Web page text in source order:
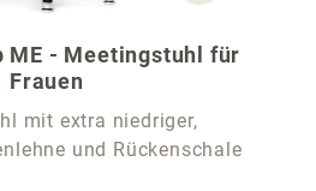
ME - Meetingstuhl für
Frauen
mit extra niedriger,
und Rückenschale